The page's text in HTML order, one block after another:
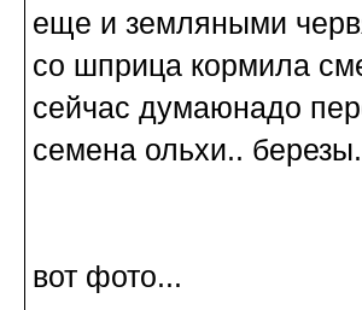
еще и земляными
со шприца кормила
сейчас думаюнадо
семена ольхи..
вот фото...